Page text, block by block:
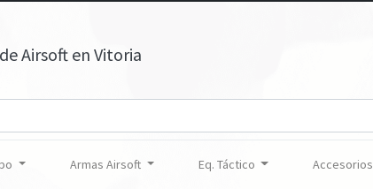
Airsoft en Vitoria
Armas Airsoft Eq. Táctico Accesorios